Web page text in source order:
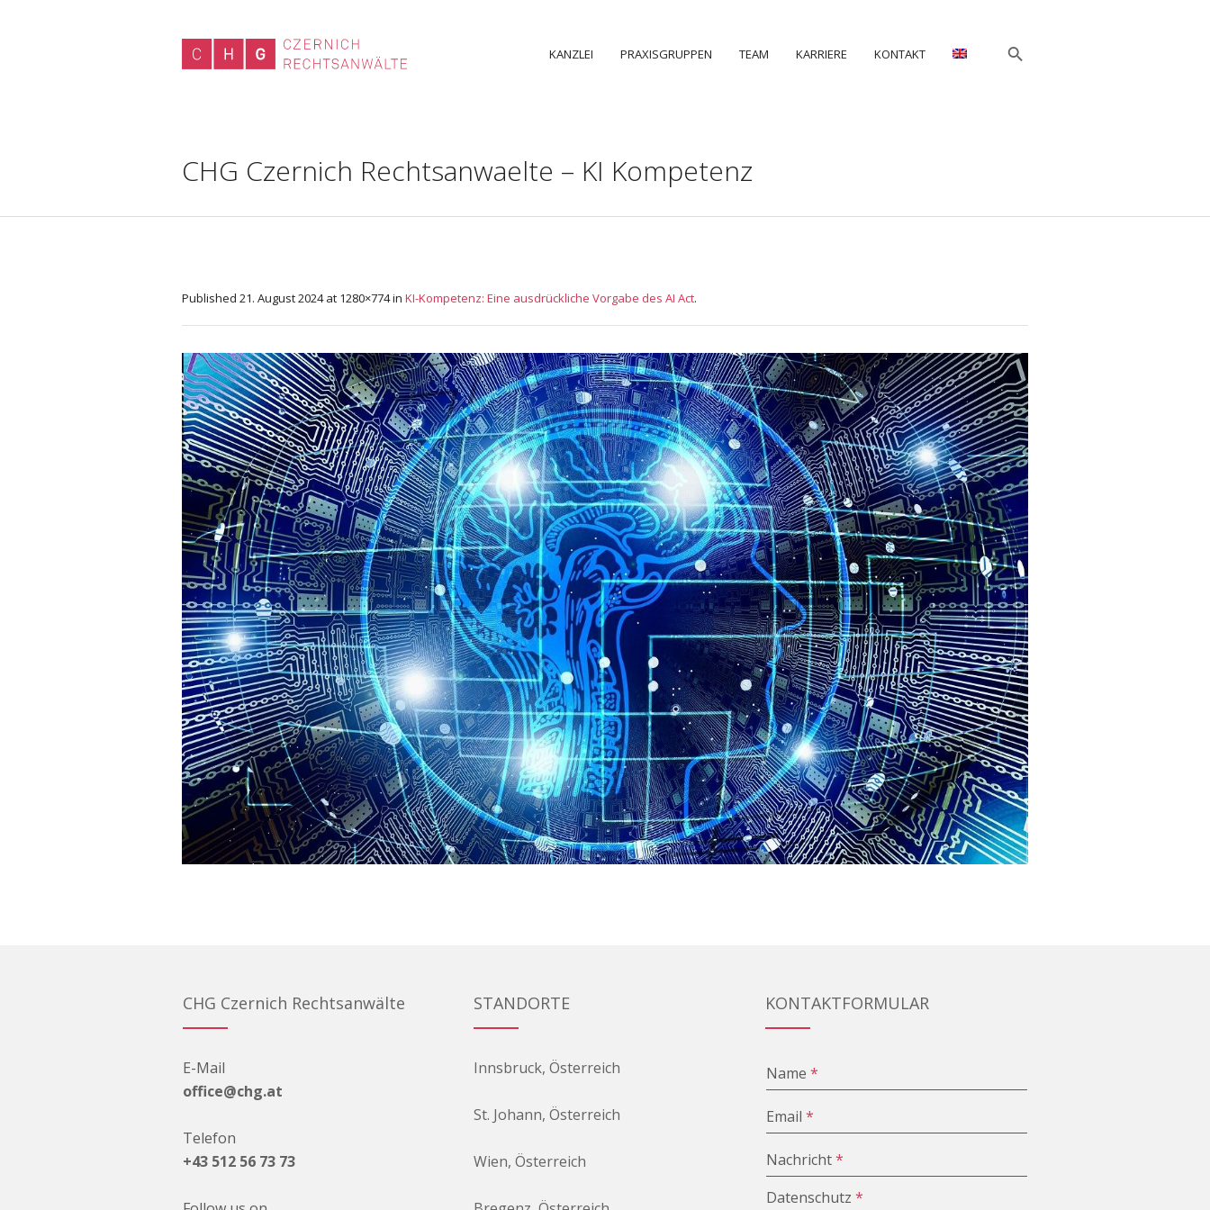
KANZLEI PRAXISGRUPPEN TEAM KARRIERE KONTAKT
CHG Czernich Rechtsanwaelte – KI Kompetenz
Published 21. August 2024at 1280×774 in KI-Kompetenz: Eine ausdrückliche Vorgabe des AI Act.
CHG Czernich Rechtsanwälte
E-Mail
office@chg.at
Telefon
+43 512 56 73 73
STANDORTE
Innsbruck, Österreich
St. Johann, Österreich
Wien, Österreich
KONTAKTFORMULAR
Name *
Email *
Nachricht*
Datenschutz *